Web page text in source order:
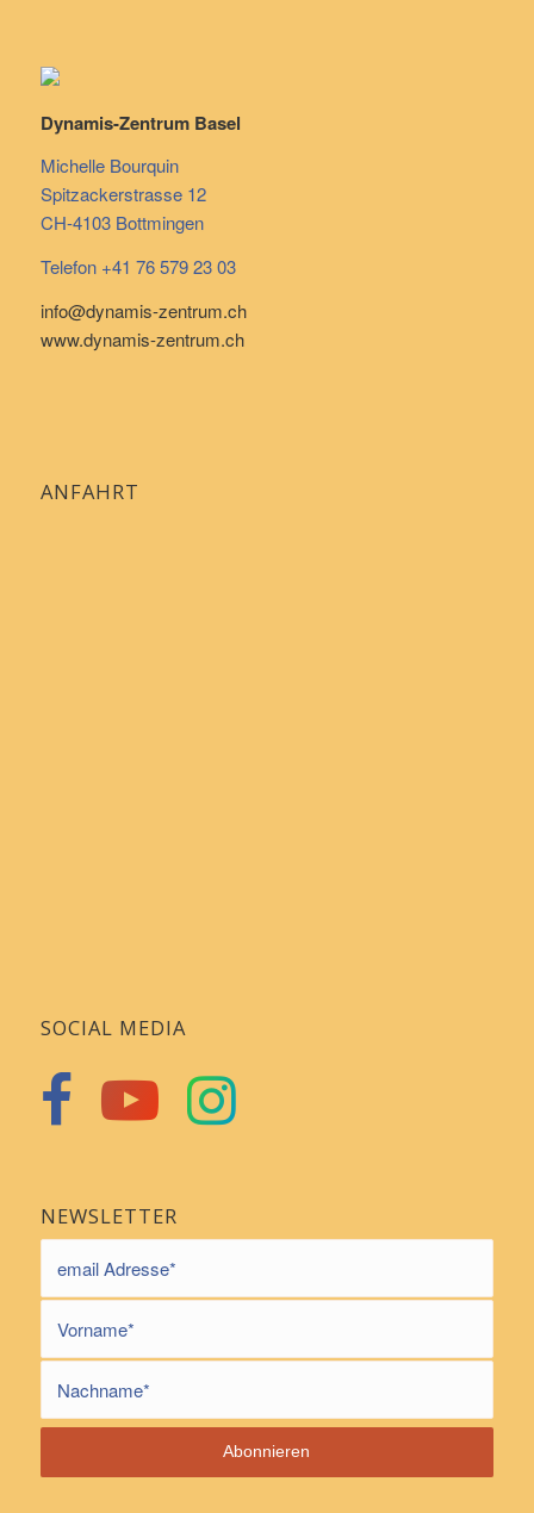
Dynamis-Zentrum Basel
Michelle Bourquin
Spitzackerstrasse 12
CH-4103 Bottmingen
Telefon +41 76 579 23 03
info@dynamis-zentrum.ch
www.dynamis-zentrum.ch
ANFAHRT
SOCIAL MEDIA
NEWSLETTER